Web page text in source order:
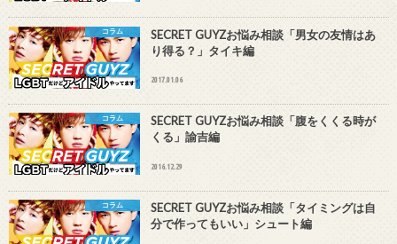
コラム
SECRET GUYZお悩み相談「男女の友情はあ
り得る？」タイキ編
2017.01.06
コラム
SECRET GUYZお悩み相談「腹をくくる時が
くる」諭吉編
2016.12.29
コラム
SECRET GUYZお悩み相談「タイミングは自
分で作ってもいい」シュート編